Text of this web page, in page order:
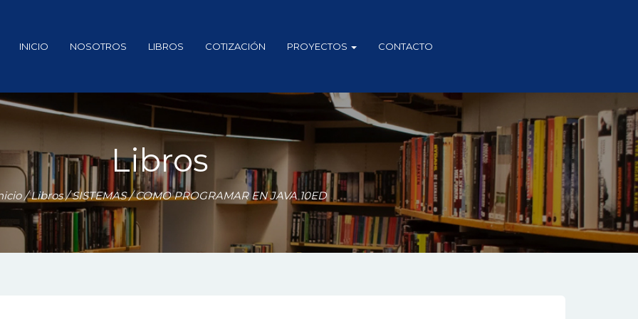
INICIO NOSOTROS LIBROS COTIZACIÓN PROYECTOS CONTACTO
Libros
/Libros/SISTEMAS/ COMO PROGRAMAR EN JAVA 10ED